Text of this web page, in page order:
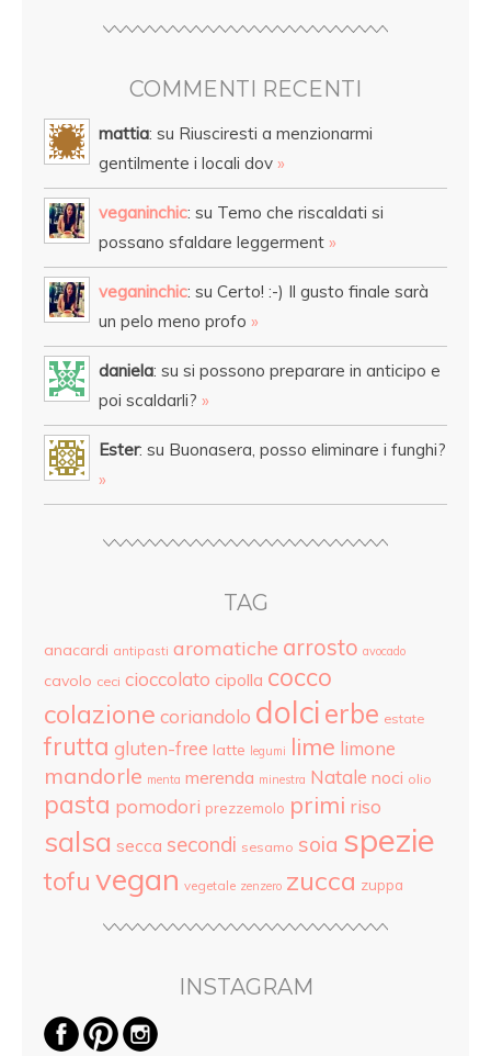
COMMENTI RECENTI
mattia: su Riusciresti a menzionarmi
gentilmente i locali dov »
veganinchic: su Temo che riscaldati si
possano sfaldare leggerment »
veganinchic: su Certo! :-) Il gusto finale sarà
un pelo meno profo »
daniela: su si possono preparare in anticipo e
poi scaldarli? »
Ester: su Buonasera, posso eliminare i funghi?
»
TAG
anacardi antipasti aromatiche arrosto avocado
cavolo ceci cioccolato cipolla cocco
colazione coriandolo dolci erbe estate
frutta gluten-free latte legumi lime limone
mandorle menta merenda minestra Natale noci olio
pasta pomodori prezzemolo primi riso
salsa secca secondi sesamo soia spezie
tofu vegan vegetale zenzero zucca zuppa
INSTAGRAM